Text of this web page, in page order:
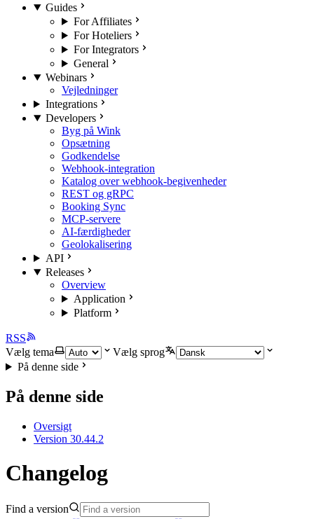
Guides
For Affiliates
For Hoteliers
For Integrators
General
Webinars
Vejledninger
Integrations
Developers
Byg på Wink
Opsætning
Godkendelse
Webhook-integration
Katalog over webhook-begivenheder
REST og gRPC
Booking Sync
MCP-servere
AI-færdigheder
Geolokalisering
API
Releases
Overview
Application
Platform
RSS
Vælg tema
Vælg sprog
På denne side
På denne side
Oversigt
Version 30.44.2
Changelog
Find a version